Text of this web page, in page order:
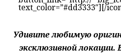
text_color=”#dd3333″][/
Удивите любимую
эксклюзивной локации.